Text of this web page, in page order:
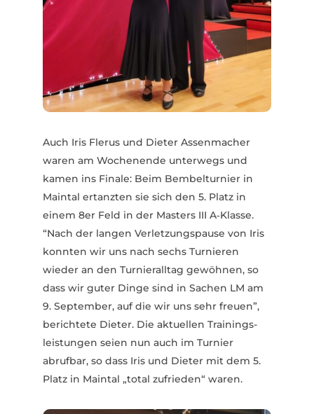
Auch Iris Flerus und Dieter Assen­macher
waren am Wochenende unterwegs und
kamen ins Finale: Beim Bembel­turnier in
Maintal ertanzten sie sich den 5. Platz in
einem 8er Feld in der Masters III A‑Klasse.
“Nach der langen Verlet­zungs­pause von Iris
konnten wir uns nach sechs Turnieren
wieder an den Turnier­alltag gewöhnen, so
dass wir guter Dinge sind in Sachen LM am
9. September, auf die wir uns sehr freuen”,
berichtete Dieter. Die aktu­ellen Trai­nings­
leis­tungen seien nun auch im Turnier
abrufbar, so dass Iris und Dieter mit dem 5.
Platz in Maintal „total zufrieden“ waren.